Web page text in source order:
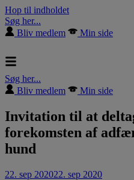
Hop til indholdet
Søg her...
Bliv medlem
Min side
Søg her...
Bliv medlem
Min side
Invitation til at
forekomsten af
hund
22. sep 202022. sep 2020